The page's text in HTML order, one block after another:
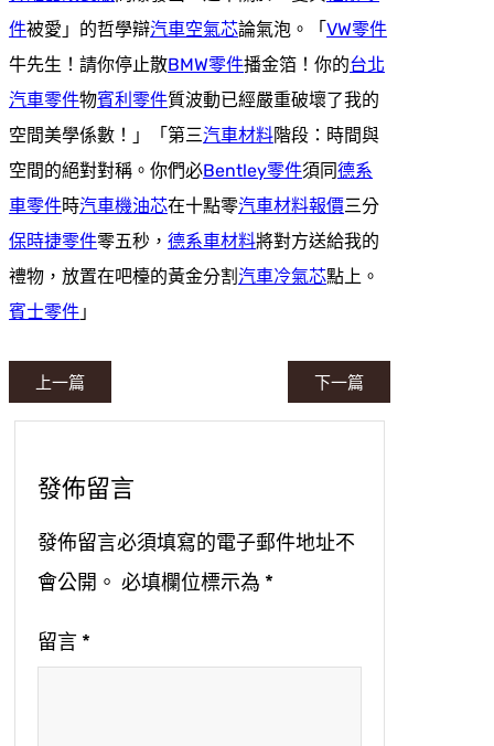
件被愛」的哲學辯汽車空氣芯論氣泡。「VW零件
牛先生！請你停止散BMW零件播金箔！你的台北
汽車零件物賓利零件質波動已經嚴重破壞了我的
空間美學係數！」「第三汽車材料階段：時間與
空間的絕對對稱。你們必Bentley零件須同德系
車零件時汽車機油芯在十點零汽車材料報價三分
保時捷零件零五秒， 德系車材料將對方送給我的
禮物，放置在吧檯的黃金分割 汽車冷氣芯點上。
賓士零件 」
上一篇 下一篇
發佈留言
發佈留言必須填寫的電子郵件地址不
會公開。 必填欄位標示為 *
留言 *